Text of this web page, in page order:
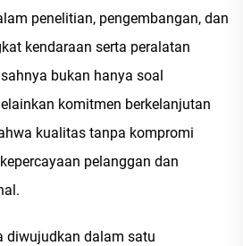
penelitian, pengembangan, dan
kendaraan serta peralatan
bukan hanya soal
komitmen berkelanjutan
kualitas tanpa kompromi
pelanggan dan
diwujudkan dalam satu